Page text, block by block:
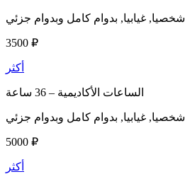
شخصيا, غيابيا, بدوام كامل وبدوام جزئي
3500 ₽
أكثر
الساعات الأكاديمية –
شخصيا, غيابيا, بدوام كامل وبدوام جزئي
5000 ₽
أكثر